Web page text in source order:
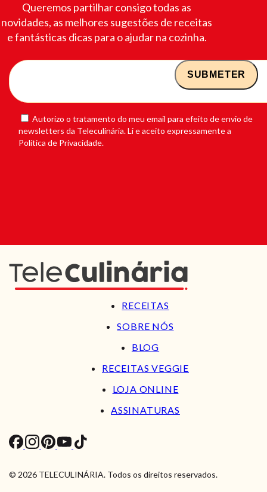
Queremos partilhar consigo todas as
novidades, as melhores sugestões de receitas
e fantásticas dicas para o ajudar na cozinha.
Autorizo o tratamento do meu email para efeito de envio de
newsletters da Teleculinária. Li e aceito expressamente a
Política de Privacidade.
RECEITAS
SOBRE NÓS
BLOG
RECEITAS VEGGIE
LOJA ONLINE
ASSINATURAS
© 2026 TELECULINÁRIA. Todos os direitos reservados.